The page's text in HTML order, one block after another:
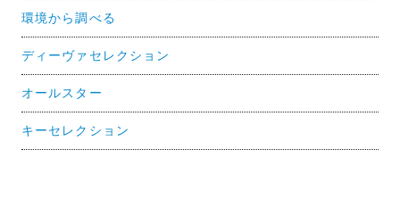
環境から調べる
ディーヴァセレクション
オールスター
キーセレクション